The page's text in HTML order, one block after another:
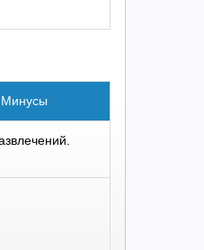
Минусы